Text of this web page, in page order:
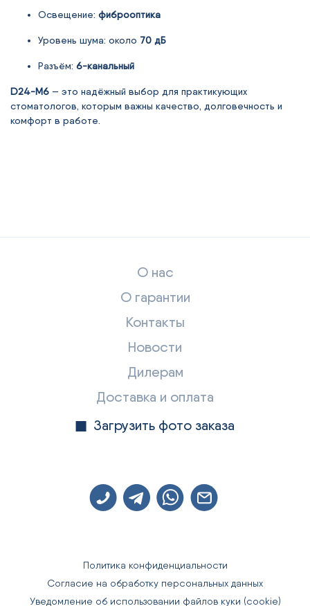
Освещение: фиброоптика
Уровень шума: около 70 дБ
Разъём: 6-канальный
D24-M6 — это надёжный выбор для практикующих
стоматологов, которым важны качество, долговечность и
комфорт в работе.
Загрузить фото заказа
О нас
О гарантии
Контакты
Новости
Дилерам
Доставка и оплата
Политика конфиденциальности
Согласие на обработку персональных данных
Уведомление об использовании файлов куки (cookie)